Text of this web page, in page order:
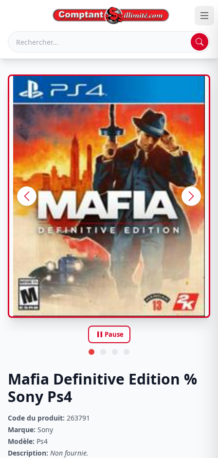
pause Pause
Mafia Definitive Edition %
Sony Ps4
Code du produit: 263791
Marque: Sony
Modèle: Ps4
Description: Non fournie.